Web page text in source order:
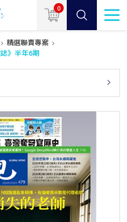
0
精選聯賣專案
》半年6期